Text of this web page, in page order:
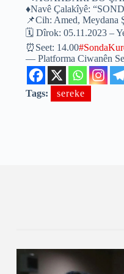
♦️Navê Çalakîyê:
📌Cih: Amed, Meydana
🗓️ Dîrok: 05.11.2023 –
⏰Seet: 14.00
— Platforma Ciwanên
Tags: sereke